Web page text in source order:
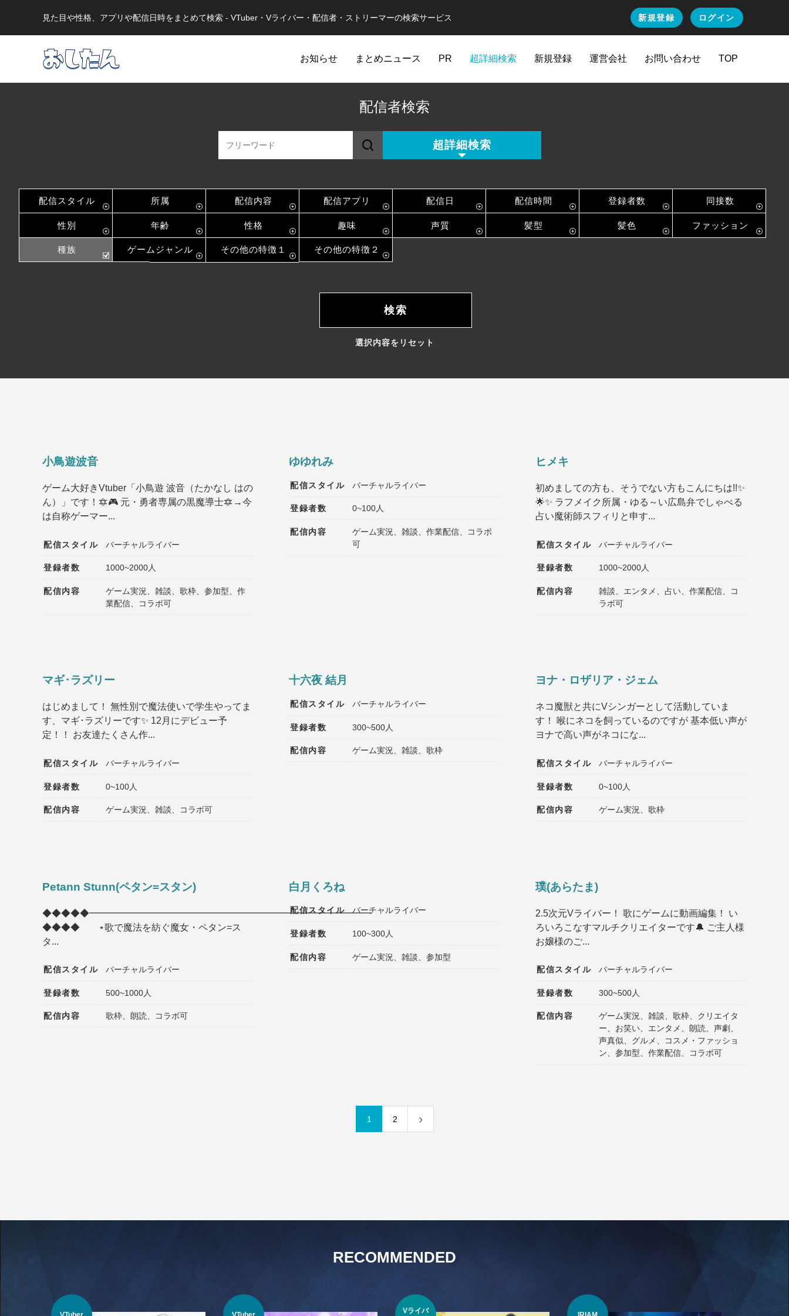
見た目や性格、アプリや配信日時をまとめて検索 - VTuber・Vライバー・配信者・ストリーマーの検索サービス 新規登録 ログイン
お知らせ まとめニュース PR 超詳細検索 新規登録 運営会社 お問い合わせ TOP
配信者検索
超詳細検索
配信スタイル 所属 配信内容 配信アプリ 配信日 配信時間 登録者数 同接数
性別 年齢 性格 趣味 声質 髪型 髪色 ファッション
種族 ゲームジャンル その他の特徴１ その他の特徴２
選択内容をリセット
小鳥遊波音
ゲーム大好きVtuber「小鳥遊 波音（たかなし はの
ん）」です！🔯🎮 元・勇者専属の黒魔導士🔯→今
は自称ゲーマー...
配信スタイル バーチャルライバー
登録者数 1000~2000人
配信内容
ゲーム実況、雑談、歌枠、参加型、作
業配信、コラボ可
ゆゆれみ
配信スタイル バーチャルライバー
登録者数 0~100人
配信内容
ゲーム実況、雑談、作業配信、コラボ
可
ヒメキ
初めましての方も、そうでない方もこんにちは!!✨
🌟✨ ラフメイク所属・ゆる～い広島弁でしゃべる
占い魔術師スフィリと申す...
配信スタイル バーチャルライバー
登録者数 1000~2000人
配信内容
雑談、エンタメ、占い、作業配信、コ
ラボ可
マギ･ラズリー
はじめまして！ 無性別で魔法使いで学生やってま
す、マギ･ラズリーです✨ 12月にデビュー予
定！！ お友達たくさん作...
配信スタイル バーチャルライバー
登録者数 0~100人
配信内容 ゲーム実況、雑談、コラボ可
十六夜 結月
配信スタイル バーチャルライバー
登録者数 300~500人
配信内容 ゲーム実況、雑談、歌枠
ヨナ・ロザリア・ジェム
ネコ魔獣と共にVシンガーとして活動していま
す！ 喉にネコを飼っているのですが 基本低い声が
ヨナで高い声がネコにな...
配信スタイル バーチャルライバー
登録者数 0~100人
配信内容 ゲーム実況、歌枠
Petann Stunn(ペタン=スタン)
◆◆◆◆◆━━━━━━━━━━━━━━━━━━━━━━━━━━━━━━
◆◆◆◆ ⋆歌で魔法を紡ぐ魔女・ペタン=ス
タ...
配信スタイル バーチャルライバー
登録者数 500~1000人
配信内容 歌枠、朗読、コラボ可
白月くろね
配信スタイル バーチャルライバー
登録者数 100~300人
配信内容 ゲーム実況、雑談、参加型
璞(あらたま)
2.5次元Vライバー！ 歌にゲームに動画編集！ い
ろいろこなすマルチクリエイターです🔔 ご主人様
お嬢様のご...
配信スタイル バーチャルライバー
登録者数 300~500人
配信内容
ゲーム実況、雑談、歌枠、クリエイタ
ー、お笑い、エンタメ、朗読、声劇、
声真似、グルメ、コスメ・ファッショ
ン、参加型、作業配信、コラボ可
1 2
RECOMMENDED
Vライバ